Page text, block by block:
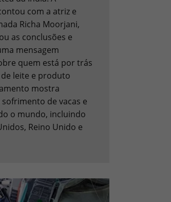
com a atriz e
Richa Moorjani,
as conclusões e
mensagem
quem está por trás
leite e produto
mostra
de vacas e
o mundo, incluindo
Reino Unido e